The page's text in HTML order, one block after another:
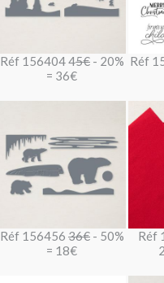
Réf 156404 45€ - 20%
= 36€
Réf
Réf 156456 36€ - 50%
= 18€
Réf